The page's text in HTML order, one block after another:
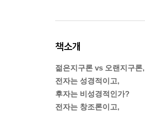
책소개
젊은지구론 vs 오랜지구론,
전자는 성경적이고,
후자는 비성경적인가?
전자는 창조론이고,